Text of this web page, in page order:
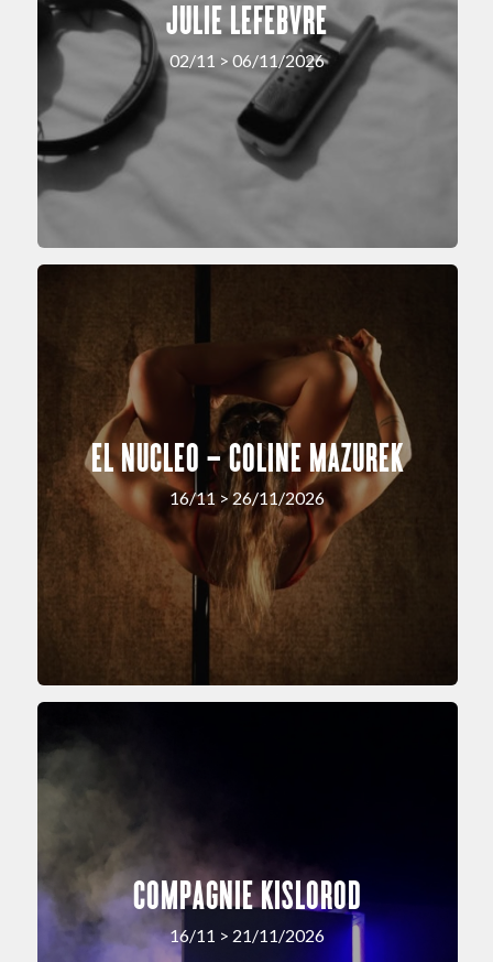
JULIE LEFEBVRE
02/11 > 06/11/2026
EL NUCLEO – COLINE MAZUREK
16/11 > 26/11/2026
COMPAGNIE KISLOROD
16/11 > 21/11/2026